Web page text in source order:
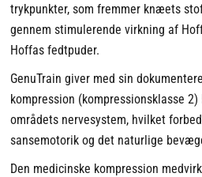
trykpunkter, som fremmer knæets
gennem stimulerende virkning af
Hoffas fedtpuder.
GenuTrain giver med sin
kompression (kompressionsklasse
områdets nervesystem, hvilket
sansemotorik og det naturlige
Den medicinske kompression